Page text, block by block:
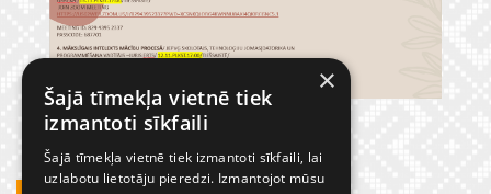
GADĪJUMBILDES
×
Šajā tīmekļa vietnē tiek
izmantoti sīkfaili
Šajā tīmekļa vietnē tiek izmantoti sīkfaili, lai
uzlabotu lietotāju pieredzi. Izmantojot mūsu